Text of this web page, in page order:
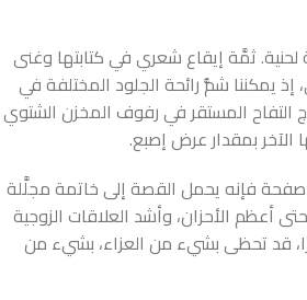
لحنية. ثمَّة إيقاع شعري في كتابتها وغنى
يمكننا شمُّ رائحة الجلود المختلفة في
التفاح المستقر في رفوف المخزن الشتوي
بمقدار عرض إصبع.
فإنه يحمل القصة إلى خاتمة مجلَّلة
أعظم الأحزان، وأشد العلاقات الزوجية
قد تحظى بشيء من العزاء، بشيء من